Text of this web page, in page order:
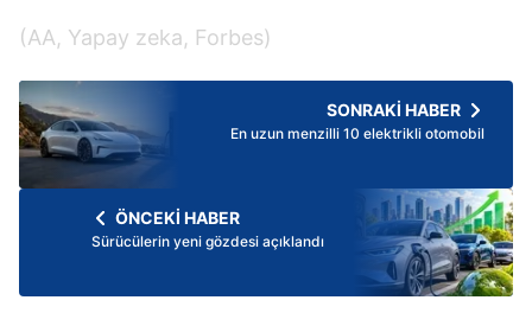
(AA, Yapay zeka, Forbes)
SONRAKİ HABER
En uzun menzilli 10 elektrikli otomobil
ÖNCEKİ HABER
Sürücülerin yeni gözdesi açıklandı